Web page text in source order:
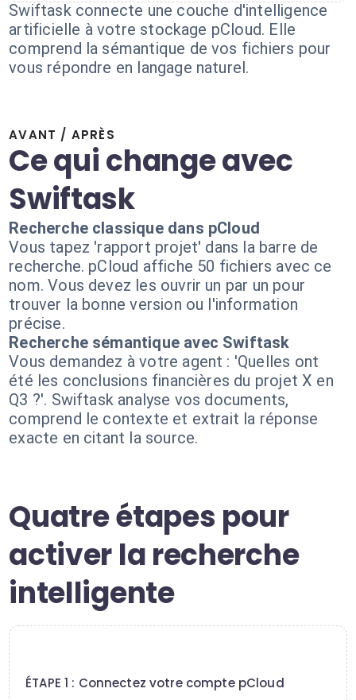
Swiftask connecte une couche d'intelligence
artificielle à votre stockage pCloud. Elle
comprend la sémantique de vos fichiers pour
vous répondre en langage naturel.
AVANT / APRÈS
Ce qui change avec
Swiftask
Recherche classique dans pCloud
Vous tapez 'rapport projet' dans la barre de
recherche. pCloud affiche 50 fichiers avec ce
nom. Vous devez les ouvrir un par un pour
trouver la bonne version ou l'information
précise.
Recherche sémantique avec Swiftask
Vous demandez à votre agent : 'Quelles ont
été les conclusions financières du projet X en
Q3 ?'. Swiftask analyse vos documents,
comprend le contexte et extrait la réponse
exacte en citant la source.
Quatre étapes pour
activer la recherche
intelligente
ÉTAPE 1 : Connectez votre compte pCloud